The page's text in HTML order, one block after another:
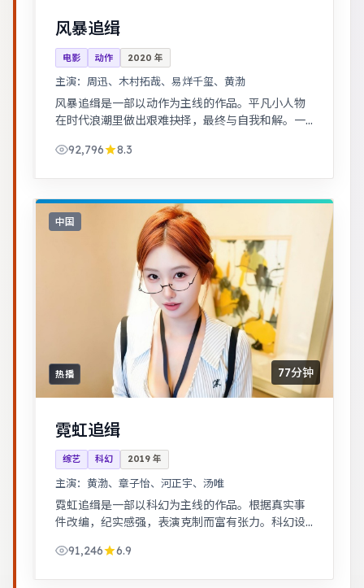
风暴追缉
电影 动作 2020 年
主演： 周迅、木村拓哉、易烊千玺、黄渤
风暴追缉是一部以动作为主线的作品。平凡小人物
在时代浪潮里做出艰难抉择，最终与自我和解。一
酷。92,796 8.3
中国
热播 77分钟
霓虹追缉
综艺 科幻 2019 年
主演： 黄渤、章子怡、河正宇、汤唯
霓虹追缉是一部以科幻为主线的作品。根据真实事
件改编，纪实感强，表演克制而富有张力。科幻设
度。91,246 6.9